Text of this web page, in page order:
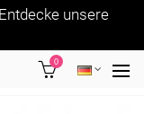
unsere
0